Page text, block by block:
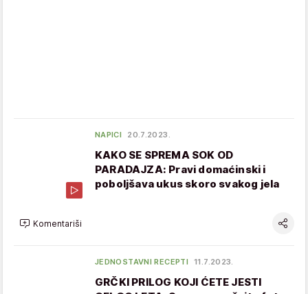
NAPICI 20.7.2023.
KAKO SE SPREMA SOK OD
PARADAJZA: Pravi domaćinski i
poboljšava ukus skoro svakog jela
Komentariši
JEDNOSTAVNI RECEPTI 11.7.2023.
GRČKI PRILOG KOJI ĆETE JESTI